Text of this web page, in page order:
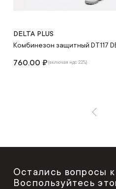
DELTA PLUS
Комбинезон защитный DT117
760.00 ₽(включая ндс 22%)
Остались вопросы
Воспользуйтесь